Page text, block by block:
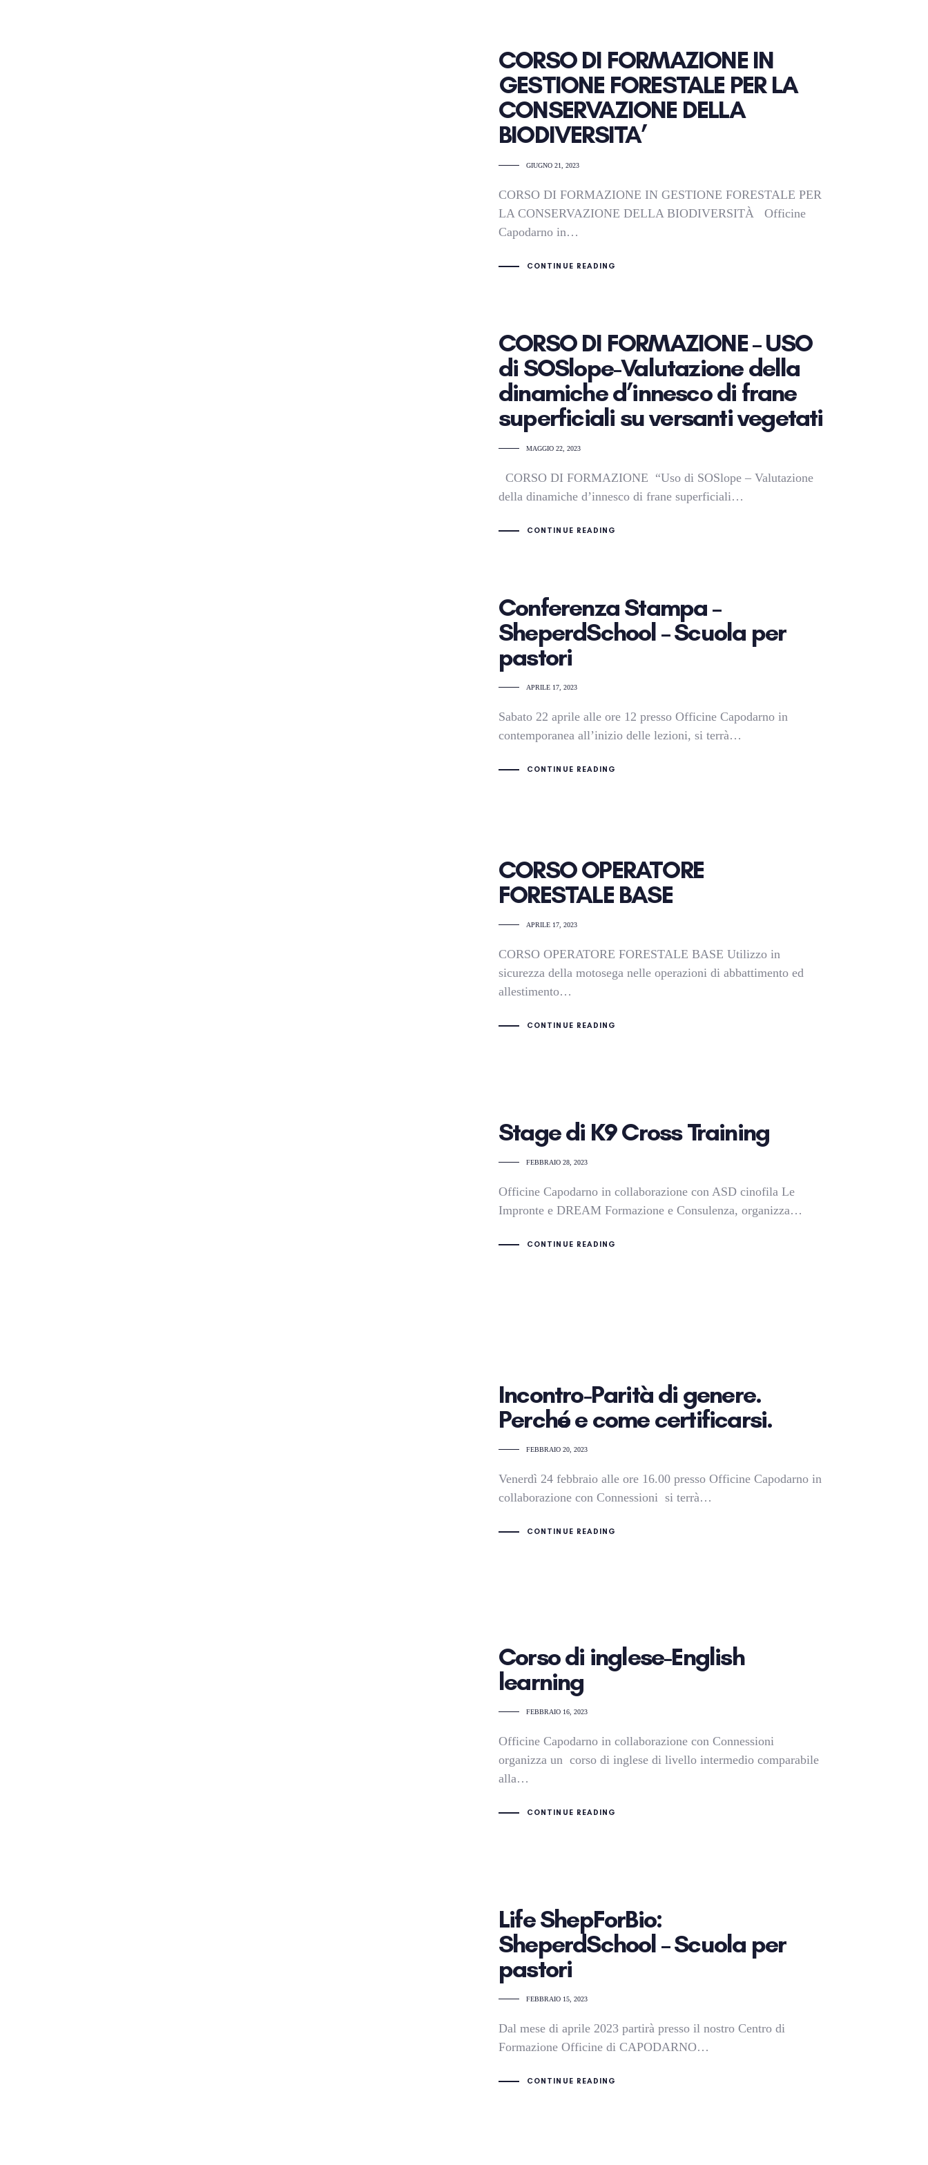
CORSO DI FORMAZIONE IN
GESTIONE FORESTALE PER LA
CONSERVAZIONE DELLA
BIODIVERSITA’
GIUGNO 21, 2023
CORSO DI FORMAZIONE IN GESTIONE FORESTALE PER
LA CONSERVAZIONE DELLA BIODIVERSITÀ Officine
Capodarno in…
CONTINUE READING
CORSO DI FORMAZIONE – USO
di SOSlope-Valutazione della
dinamiche d’innesco di frane
superficiali su versanti vegetati
MAGGIO 22, 2023
CORSO DI FORMAZIONE “Uso di SOSlope – Valutazione
della dinamiche d’innesco di frane superficiali…
CONTINUE READING
Conferenza Stampa –
SheperdSchool – Scuola per
pastori
APRILE 17, 2023
Sabato 22 aprile alle ore 12 presso Officine Capodarno in
contemporanea all’inizio delle lezioni, si terrà…
CONTINUE READING
CORSO OPERATORE
FORESTALE BASE
APRILE 17, 2023
CORSO OPERATORE FORESTALE BASE Utilizzo in
sicurezza della motosega nelle operazioni di abbattimento ed
allestimento…
CONTINUE READING
Stage di K9 Cross Training
FEBBRAIO 28, 2023
Officine Capodarno in collaborazione con ASD cinofila Le
Impronte e DREAM Formazione e Consulenza, organizza…
CONTINUE READING
Incontro-Parità di genere.
Perché e come certificarsi.
FEBBRAIO 20, 2023
Venerdì 24 febbraio alle ore 16.00 presso Officine Capodarno in
collaborazione con Connessioni si terrà…
CONTINUE READING
Corso di inglese-English
learning
FEBBRAIO 16, 2023
Officine Capodarno in collaborazione con Connessioni
organizza un corso di inglese di livello intermedio comparabile
alla…
CONTINUE READING
Life ShepForBio:
SheperdSchool – Scuola per
pastori
FEBBRAIO 15, 2023
Dal mese di aprile 2023 partirà presso il nostro Centro di
Formazione Officine di CAPODARNO…
CONTINUE READING